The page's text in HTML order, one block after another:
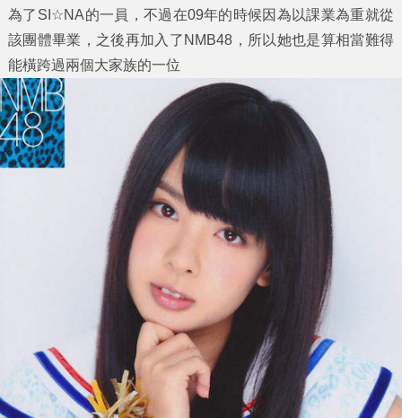
為了SI☆NA的一員，不過在09年的時候因為以課業為重就從
該團體畢業，之後再加入了NMB48，所以她也是算相當難得
能橫跨過兩個大家族的一位